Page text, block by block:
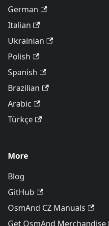
German
Italian
Ukrainian
Polish
Spanish
Brazilian
Arabic
Türkçe
More
Blog
GitHub
OsmAnd CZ Manuals
Get OsmAnd Merchandise